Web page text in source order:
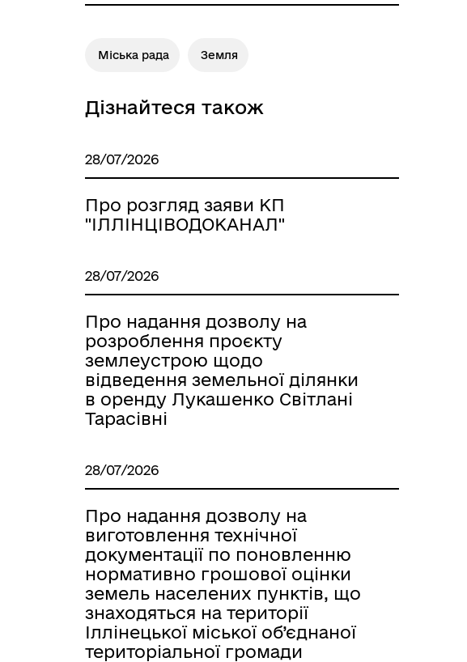
Міська рада Земля
Дізнайтеся також
28/07/2026
Про розгляд заяви КП
"ІЛЛІНЦІВОДОКАНАЛ"
28/07/2026
Про надання дозволу на
розроблення проєкту
землеустрою щодо
відведення земельної ділянки
в оренду Лукашенко Світлані
Тарасівні
28/07/2026
Про надання дозволу на
виготовлення технічної
документації по поновленню
нормативно грошової оцінки
земель населених пунктів, що
знаходяться на території
Іллінецької міської об’єднаної
територіальної громади